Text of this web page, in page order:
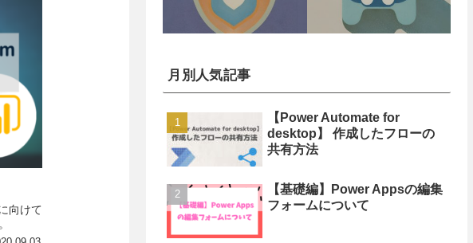
向けて
月別人気記事
【Power Automate for
desktop】 作成したフローの
共有方法
【基礎編】Power Appsの編集
フォームについて